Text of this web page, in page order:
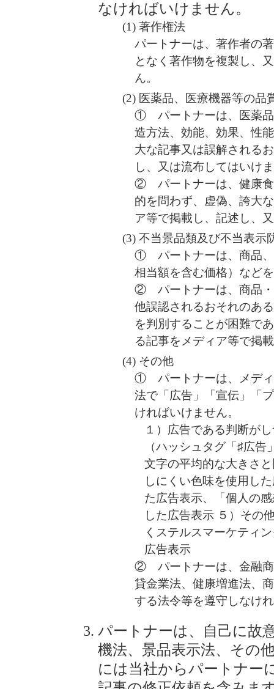
なければいけません。
著作権法
パートナーは、著作者の
となく著作物を複製し、
ん。
医薬品、医療機器等の品
① パートナーは、医薬品
造方法、効能、効果、性
大な記事又は誤解される
し、又は流布してはいけ
② パートナーは、健康食
的を問わず、虚偽、誇大
ア等で掲載し、記述し、
不当景品類及び不当表示
① パートナーは、商品、
相当額を含む価格）など
② パートナーは、商品・
他誤認されるおそれのあ
を判別することが困難で
る記事をメディア等で掲
その他
① パートナーは、メディ
法で「広告」「宣伝」「
ければいけません。
１）広告である判断が
（ハッシュタグ「♯広
文字の平均的な大きさ
しにくい色味を使用し
た広告表示、「個人の
した広告表示 ５）その
くステルスマーケティ
広告表示
② パートナーは、金融商
貸金業法、健康増進法、
する法令等を遵守しなけ
パートナーは、自己に故
機法、景品表示法、その
には当社からパートナー